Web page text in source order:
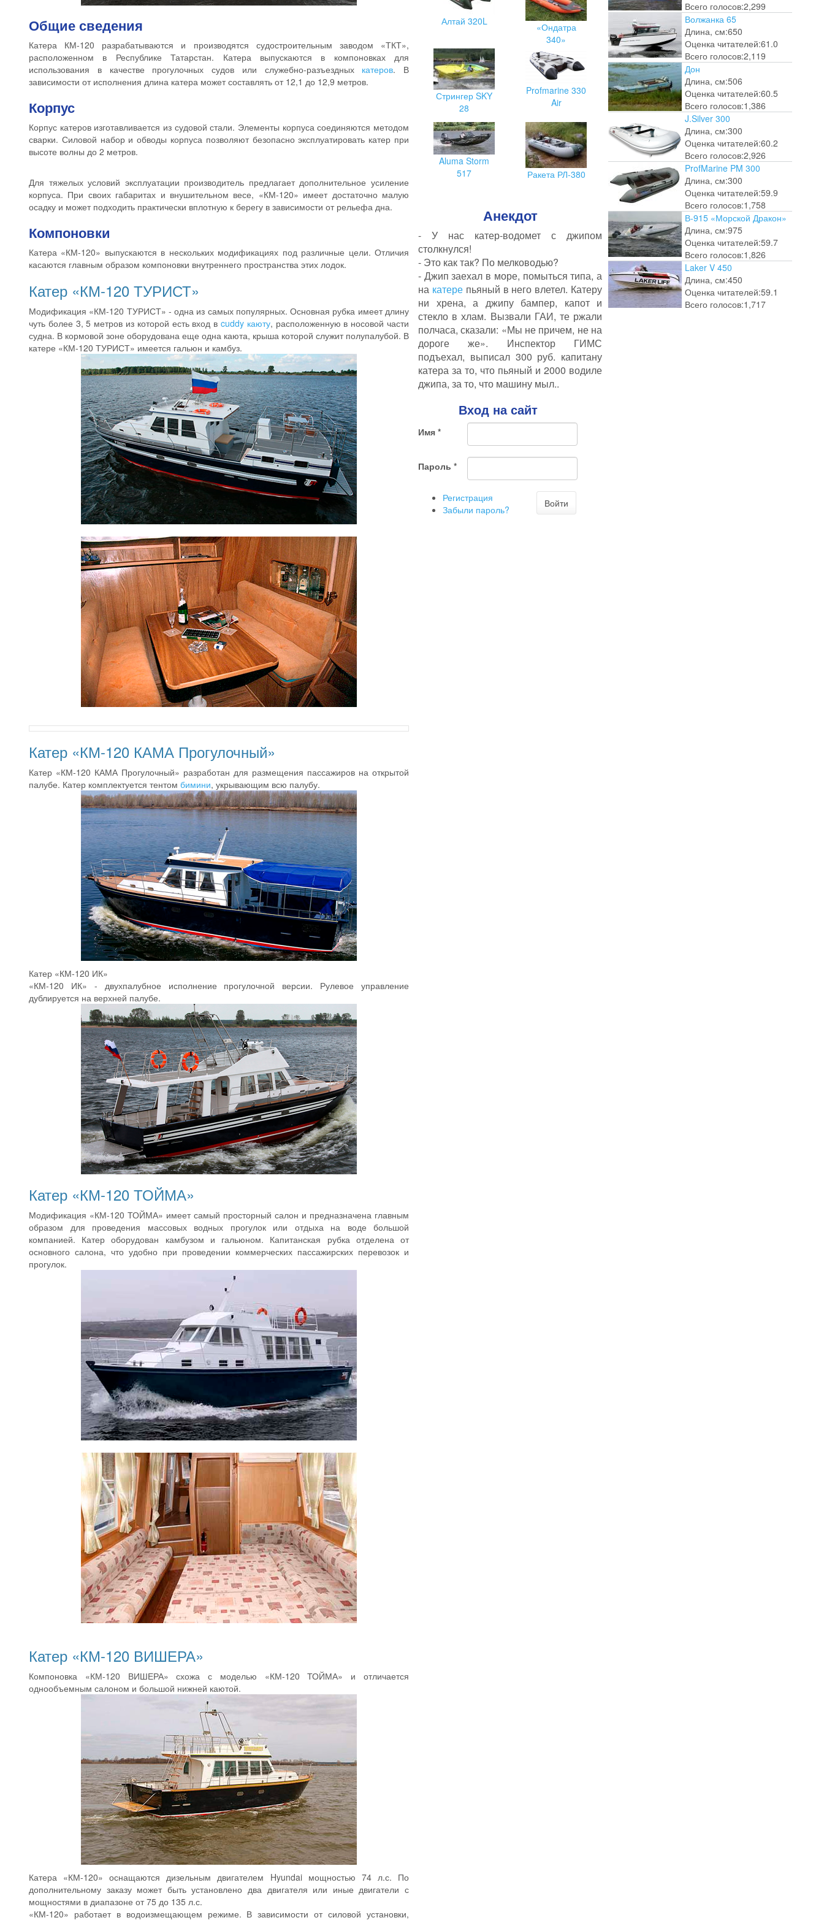
Общие сведения
Катера КМ-120 разрабатываются и производятся судостроительным заводом «ТКТ»,
расположенном в Республике Татарстан. Катера выпускаются в компоновках для
использования в качестве прогулочных судов или служебно-разъездных катеров. В
зависимости от исполнения длина катера может составлять от 12,1 до 12,9 метров.
Корпус
Корпус катеров изготавливается из судовой стали. Элементы корпуса соединяются методом
сварки. Силовой набор и обводы корпуса позволяют безопасно эксплуатировать катер при
высоте волны до 2 метров.
Для тяжелых условий эксплуатации производитель предлагает дополнительное усиление
корпуса. При своих габаритах и внушительном весе, «КМ-120» имеет достаточно малую
осадку и может подходить практически вплотную к берегу в зависимости от рельефа дна.
Компоновки
Катера «КМ-120» выпускаются в нескольких модификациях под различные цели. Отличия
касаются главным образом компоновки внутреннего пространства этих лодок.
Катер «КМ-120 ТУРИСТ»
Модификация «КМ-120 ТУРИСТ» - одна из самых популярных. Основная рубка имеет длину
чуть более 3, 5 метров из которой есть вход в cuddy каюту, расположенную в носовой части
судна. В кормовой зоне оборудована еще одна каюта, крыша которой служит полупалубой. В
катере «КМ-120 ТУРИСТ» имеется гальюн и камбуз.
Катер «КМ-120 КАМА Прогулочный»
Катер «КМ-120 КАМА Прогулочный» разработан для размещения пассажиров на открытой
палубе. Катер комплектуется тентом бимини, укрывающим всю палубу.
Катер «КМ-120 ИК»
«КМ-120 ИК» - двухпалубное исполнение прогулочной версии. Рулевое управление
дублируется на верхней палубе.
Катер «КМ-120 ТОЙМА»
Модификация «КМ-120 ТОЙМА» имеет самый просторный салон и предназначена главным
образом для проведения массовых водных прогулок или отдыха на воде большой
компанией. Катер оборудован камбузом и гальюном. Капитанская рубка отделена от
основного салона, что удобно при проведении коммерческих пассажирских перевозок и
прогулок.
Катер «КМ-120 ВИШЕРА»
Компоновка «КМ-120 ВИШЕРА» схожа с моделью «КМ-120 ТОЙМА» и отличается
однообъемным салоном и большой нижней каютой.
Катера «КМ-120» оснащаются дизельным двигателем Hyundai мощностью 74 л.с. По
дополнительному заказу может быть установлено два двигателя или иные двигатели с
мощностями в диапазоне от 75 до 135 л.с.
«КМ-120» работает в водоизмещающем режиме. В зависимости от силовой установки,
Алтай 320L
«Ондатра
340»
Стрингер SKY
28
Profmarine 330
Air
Aluma Storm
517
Ракета РЛ-380
Анекдот
- У нас катер-водомет с джипом
столкнулся!
- Это как так? По мелководью?
- Джип заехал в море, помыться типа, а
на катерепьяный в него влетел. Катеру
ни хрена, а джипу бампер, капот и
стекло в хлам. Вызвали ГАИ, те ржали
полчаса, сказали: «Мы не причем, не на
дороге же». Инспектор ГИМС
подъехал, выписал 300 руб. капитану
катера за то, что пьяный и 2000 водиле
джипа, за то, что машину мыл..
Вход на сайт
Имя *
Пароль *
Регистрация
Забыли пароль?
Войти
Всего голосов:2,299
Волжанка 65
Длина, см:650
Оценка читателей:61.0
Всего голосов:2,119
Дон
Длина, см:506
Оценка читателей:60.5
Всего голосов:1,386
J.Silver 300
Длина, см:300
Оценка читателей:60.2
Всего голосов:2,926
ProfMarine PM 300
Длина, см:300
Оценка читателей:59.9
Всего голосов:1,758
В-915 «Морской Дракон»
Длина, см:975
Оценка читателей:59.7
Всего голосов:1,826
Laker V 450
Длина, см:450
Оценка читателей:59.1
Всего голосов:1,717